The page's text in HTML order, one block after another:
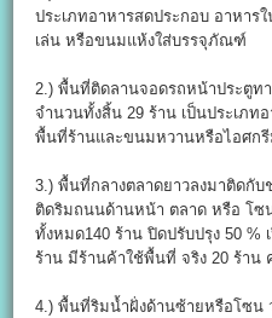
ประเภทอาหารสดประกอบ อาหาร
เล่น หรือขนมแห้งใส่บรรจุภัณฑ์
2.) พื้นที่ติดลานจอดรถหน้าประตูท
จำนวนทั้งสิ้น 29 ร้าน เป็นประเภท
พื้นที่ร้านและขนมหวานหรือไอศกรี
3.) พื้นที่กลางตลาดยาวลงมาติดกับ
ติดริมถนนด้านหน้า ตลาด หรือ โ
ทั้งหมด140 ร้าน ปิดปรับปรุง 50 %
ร้าน มีร้านค้าใช้พื้นที่ จริง 20 ร้าน
4.) พื้นที่ริมน้ำฝั่งด้านซ้ายหรือโซน